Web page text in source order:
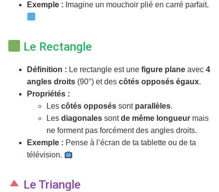
Exemple : Imagine un mouchoir plié en carré parfait.
Le Rectangle
Définition : Le rectangle est une figure plane avec 4
angles droits (90°) et des côtés opposés égaux.
Propriétés :
Les côtés opposés sont parallèles.
Les diagonales sontde même longueur mais
ne forment pas forcément des angles droits.
Exemple : Pense à l’écran de ta tablette ou de ta
télévision.
Le Triangle